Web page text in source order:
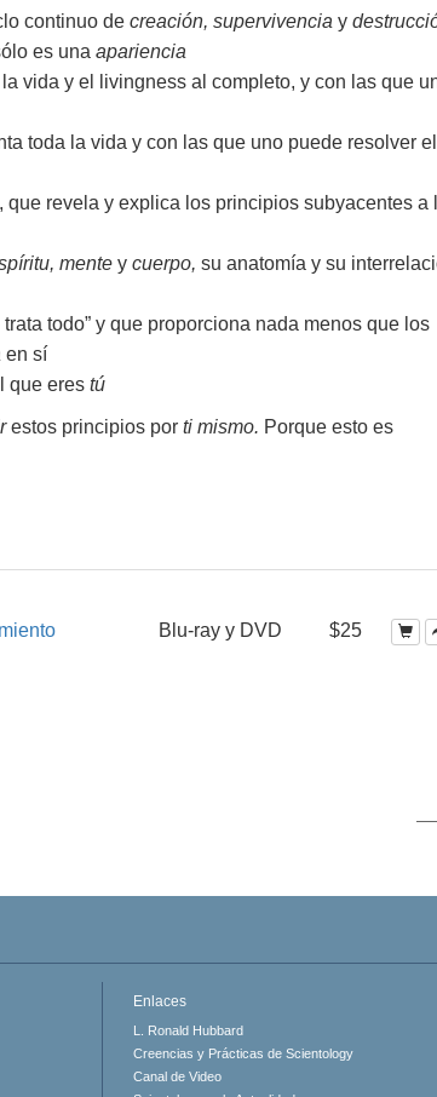
continuo de creación, supervivencia y
es una apariencia
vida y el livingness al completo, y con las que
toda la vida y con las que uno puede resolver el
que revela y explica los principios subyacentes a
mente y cuerpo, su anatomía y su
todo” y que proporciona nada menos que los
en sí
que eres tú
estos principios por ti mismo. Porque esto es
Blu-ray y DVD $25
Enlaces
L. Ronald Hubbard
Creencias y Prácticas de Scientology
Canal de Video